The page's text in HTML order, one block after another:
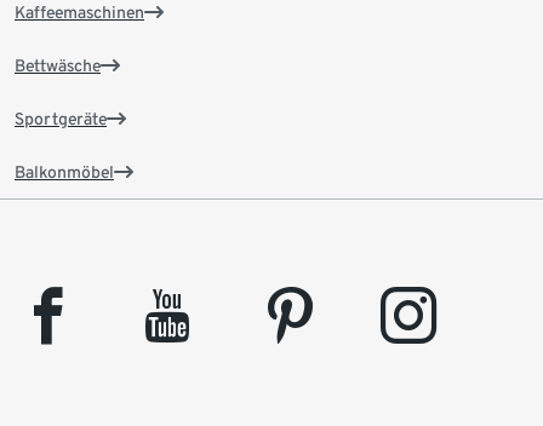
Kaffeemaschinen
Bettwäsche
Sportgeräte
Balkonmöbel
facebook youtube pinterest instagram